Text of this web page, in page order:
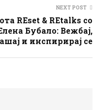
NEXT POST
REset & REtalks со
Бубало: Вежбај,
и инспирирај се